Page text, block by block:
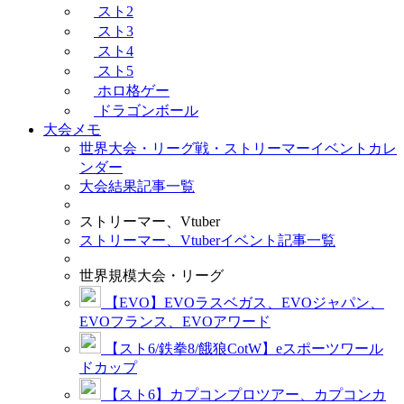
スト2
スト3
スト4
スト5
ホロ格ゲー
ドラゴンボール
大会メモ
世界大会・リーグ戦・ストリーマーイベントカレ
ンダー
大会結果記事一覧
ストリーマー、Vtuber
ストリーマー、Vtuberイベント記事一覧
世界規模大会・リーグ
【EVO】EVOラスベガス、EVOジャパン、
EVOフランス、EVOアワード
【スト6/鉄拳8/餓狼CotW】eスポーツワール
ドカップ
【スト6】カプコンプロツアー、カプコンカ